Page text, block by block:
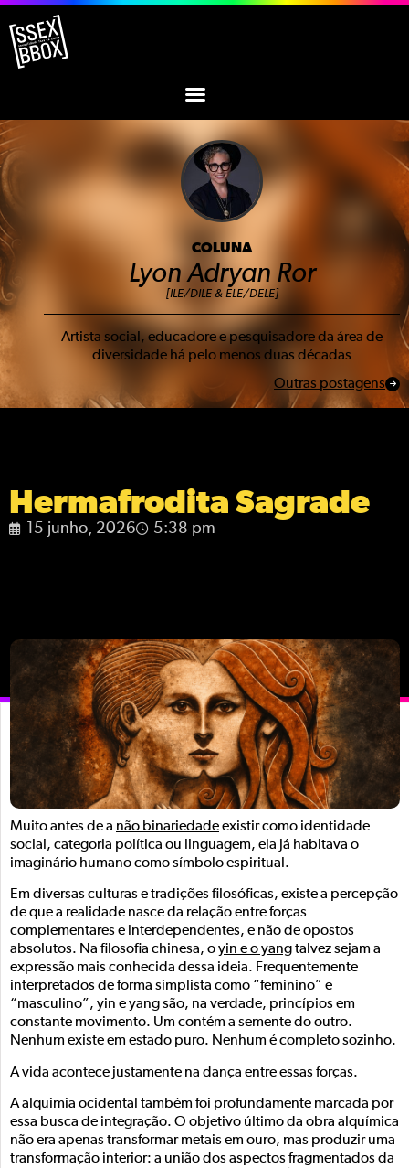
COLUNA
Lyon Adryan Ror
[ILE/DILE & ELE/DELE]
Artista social, educadore e pesquisadore da área de
diversidade há pelo menos duas décadas
Outras postagens
Hermafrodita Sagrade
15 junho, 2026 5:38 pm
Muito antes de a não binariedadeexistir como identidade
social, categoria política ou linguagem, ela já habitava o
imaginário humano como símbolo espiritual.
Em diversas culturas e tradições filosóficas, existe a percepção
de que a realidade nasce da relação entre forças
complementares e interdependentes, e não de opostos
absolutos. Na filosofia chinesa, oyin e o yangtalvez sejam a
expressão mais conhecida dessa ideia. Frequentemente
interpretados de forma simplista como “feminino” e
“masculino”, yin e yang são, na verdade, princípios em
constante movimento. Um contém a semente do outro.
Nenhum existe em estado puro. Nenhum é completo sozinho.
A vida acontece justamente na dança entre essas forças.
A alquimia ocidental também foi profundamente marcada por
essa busca de integração. O objetivo último da obra alquímica
não era apenas transformar metais em ouro, mas produzir uma
transformação interior: a união dos aspectos fragmentados da